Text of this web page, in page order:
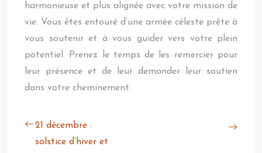
harmonieuse et plus alignée avec votre mission de
vie. Vous êtes entouré d’une armée céleste prête à
vous soutenir et à vous guider vers votre plein
potentiel. Prenez le temps de les remercier pour
leur présence et de leur demander leur soutien
dans votre cheminement.
21 décembre :
solstice d’hiver et